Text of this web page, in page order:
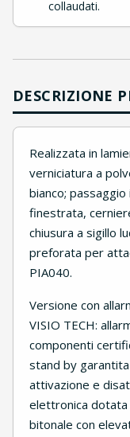
collaudati.
DESCRIZIONE
Realizzata in
verniciatura a
bianco;
finestrata,
chiusura a sigillo
preforata per
PIA040.
Versione con
VISIO TECH:
componenti
stand by
attivazione e
elettronica dotata
bitonale con